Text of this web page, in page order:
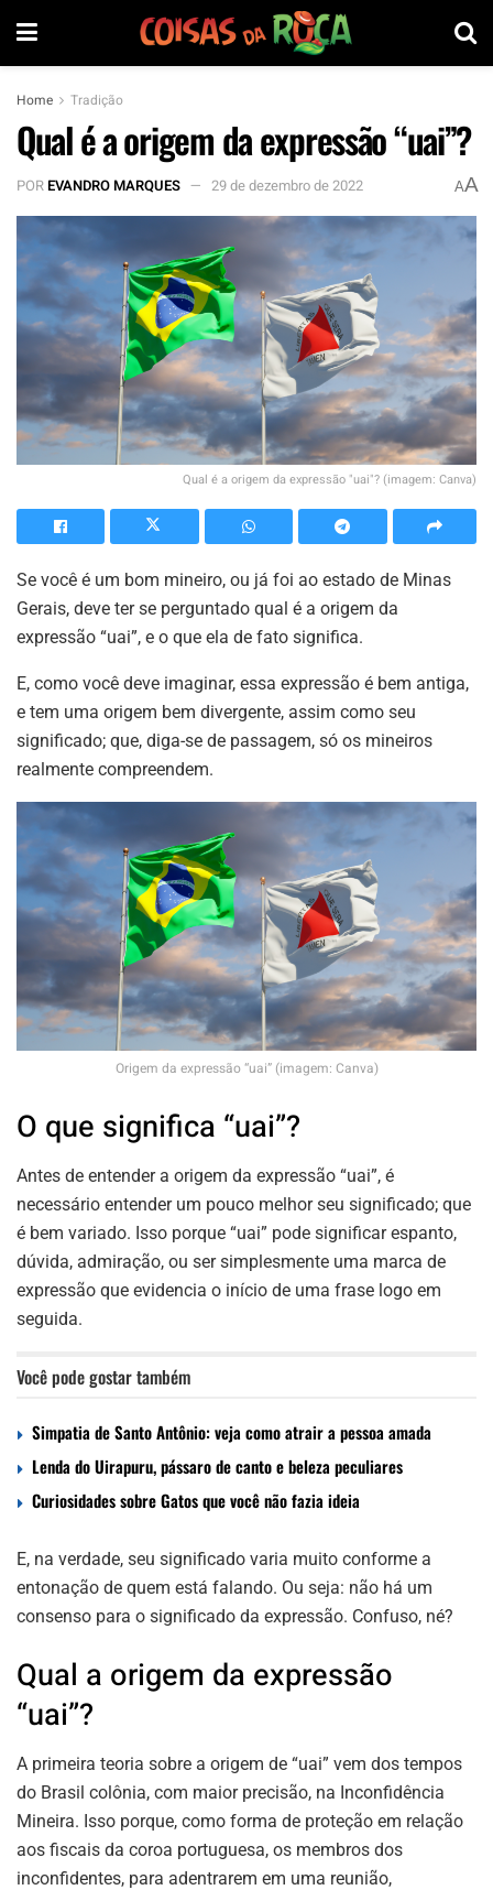
Home Tradição
Qual é a origem da expressão “uai”?
POREVANDRO MARQUES 29 de dezembro de 2022 AA
Qual é a origem da expressão "uai"? (imagem: Canva)
Se você é um bom mineiro, ou já foi ao estado de Minas
Gerais, deve ter se perguntado qual é a origem da
expressão “uai”, e o que ela de fato significa.
E, como você deve imaginar, essa expressão é bem antiga,
e tem uma origem bem divergente, assim como seu
significado; que, diga-se de passagem, só os mineiros
realmente compreendem.
Origem da expressão “uai” (imagem: Canva)
O que significa “uai”?
Antes de entender a origem da expressão “uai”, é
necessário entender um pouco melhor seu significado; que
é bem variado. Isso porque “uai” pode significar espanto,
dúvida, admiração, ou ser simplesmente uma marca de
expressão que evidencia o início de uma frase logo em
seguida.
Você pode gostar também
Simpatia de Santo Antônio: veja como atrair a pessoa amada
Lenda do Uirapuru, pássaro de canto e beleza peculiares
Curiosidades sobre Gatos que você não fazia ideia
E, na verdade, seu significado varia muito conforme a
entonação de quem está falando. Ou seja: não há um
consenso para o significado da expressão. Confuso, né?
Qual a origem da expressão
“uai”?
A primeira teoria sobre a origem de “uai” vem dos tempos
do Brasil colônia, com maior precisão, na Inconfidência
Mineira. Isso porque, como forma de proteção em relação
aos fiscais da coroa portuguesa, os membros dos
inconfidentes, para adentrarem em uma reunião,